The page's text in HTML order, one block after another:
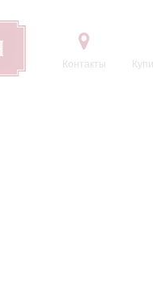
Контакты